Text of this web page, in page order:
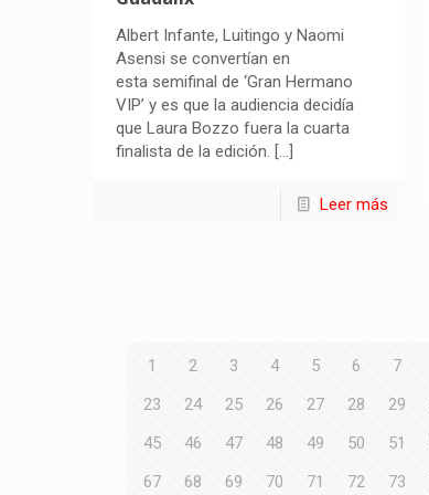
Albert Infante, Luitingo y Naomi
Asensi se convertían en
esta semifinal de ‘Gran Hermano
VIP’ y es que la audiencia decidía
que Laura Bozzo fuera la cuarta
finalista de la edición. […]
Leer más
1 2 3 4 5 6 7
23
24 25 26 27 28 29
45
46 47 48 49 50 51
67
68 69 70 71 72 73